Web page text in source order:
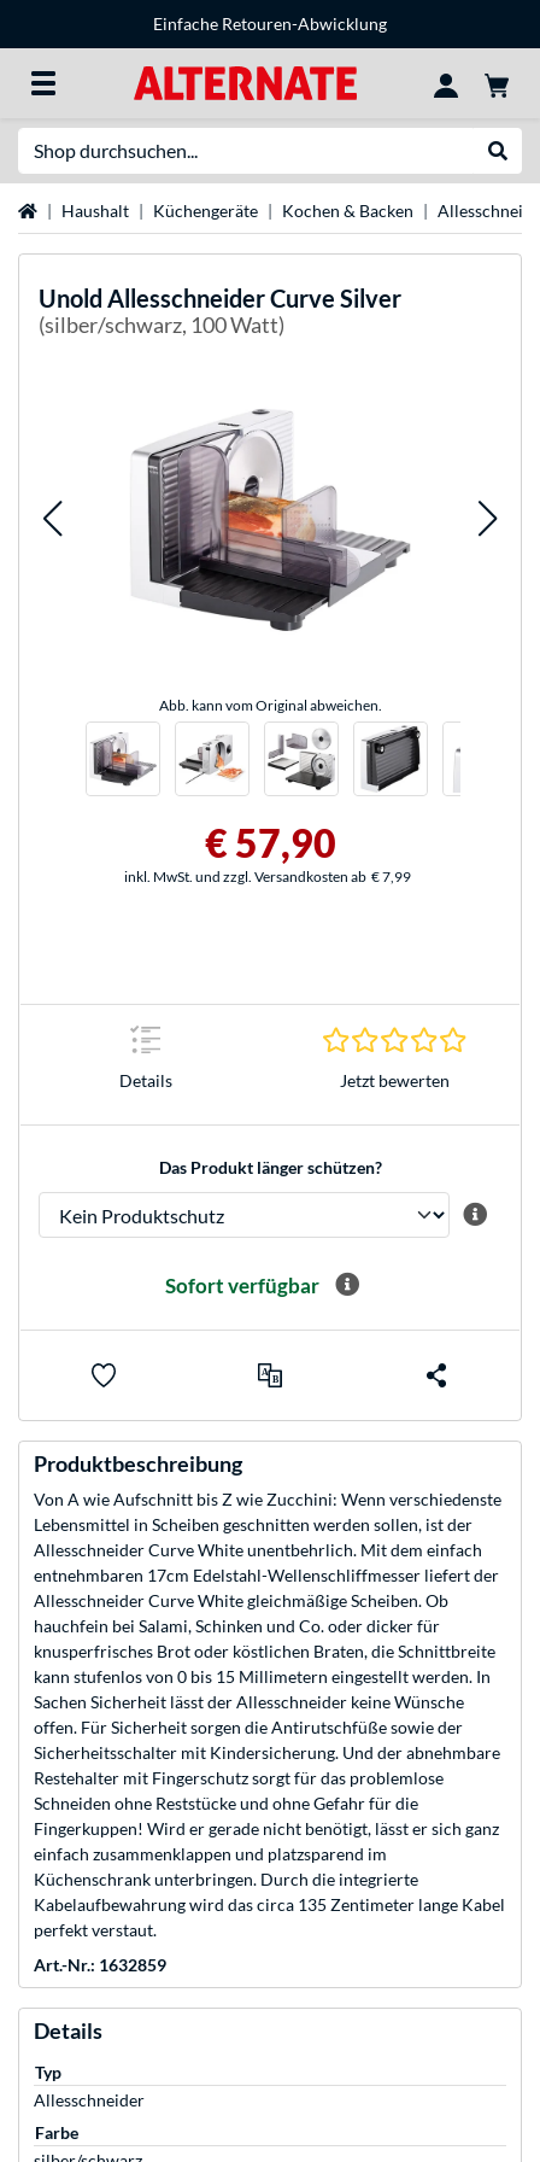
Einfache Retouren-Abwicklung
StartseiteHaushalt Küchengeräte Kochen & Backen
Unold Allesschneider Curve Silver
(silber/schwarz, 100 Watt)
Abb. kann vom Original abweichen.
€ 57,90
inkl. MwSt. und zzgl. Versandkosten ab € 7,99
Details Jetzt bewerten
Das Produkt länger schützen?
Sofort verfügbar
Produktbeschreibung
Von A wie Aufschnitt bis Z wie Zucchini: Wenn verschiedenste
Lebensmittel in Scheiben geschnitten werden sollen, ist der
Allesschneider Curve White unentbehrlich. Mit dem einfach
entnehmbaren 17cm Edelstahl-Wellenschliffmesser liefert der
Allesschneider Curve White gleichmäßige Scheiben. Ob
hauchfein bei Salami, Schinken und Co. oder dicker für
knusperfrisches Brot oder köstlichen Braten, die Schnittbreite
kann stufenlos von 0 bis 15 Millimetern eingestellt werden. In
Sachen Sicherheit lässt der Allesschneider keine Wünsche
offen. Für Sicherheit sorgen die Antirutschfüße sowie der
Sicherheitsschalter mit Kindersicherung. Und der abnehmbare
Restehalter mit Fingerschutz sorgt für das problemlose
Schneiden ohne Reststücke und ohne Gefahr für die
Fingerkuppen! Wird er gerade nicht benötigt, lässt er sich ganz
einfach zusammenklappen und platzsparend im
Küchenschrank unterbringen. Durch die integrierte
Kabelaufbewahrung wird das circa 135 Zentimeter lange Kabel
perfekt verstaut.
Art.-Nr.: 1632859
Details
Typ
Allesschneider
Farbe